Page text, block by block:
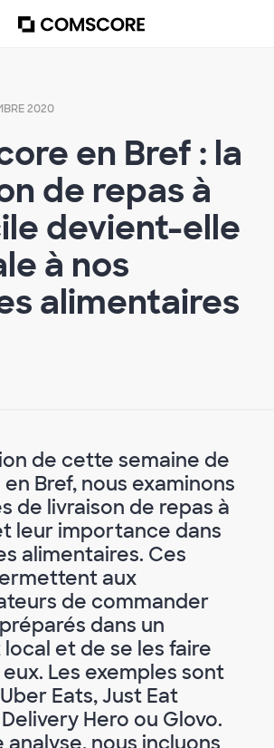
navigation
2020
en Bref : la
de repas à
devient-elle
à nos
alimentaires
de cette semaine de
Bref, nous examinons
de livraison de repas à
leur importance dans
alimentaires. Ces
aux
de commander
dans un
et de se les faire
Les exemples sont
Eats, Just Eat
Hero ou Glovo.
analyse, nous incluons